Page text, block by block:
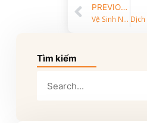
PREVIOUS
Vệ Sinh Nhà Xưởng Sau Thi Công – Giải Pháp Hoàn Thiện Không Gian Sản Xuất
Tìm kiếm